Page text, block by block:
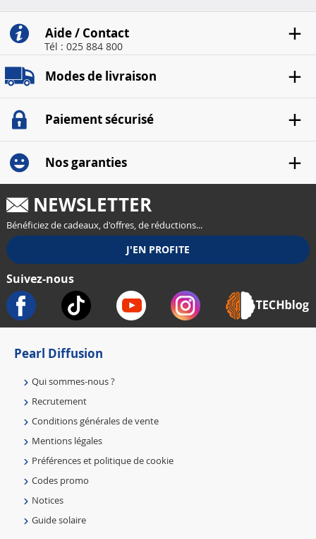
Aide / Contact
Tél : 025 884 800
Modes de livraison
Paiement sécurisé
Nos garanties
NEWSLETTER
Bénéficiez de cadeaux, d'offres, de réductions...
Suivez-nous
Pearl Diffusion
Qui sommes-nous ?
Recrutement
Conditions générales de vente
Mentions légales
Préférences et politique de cookie
Codes promo
Notices
Guide solaire